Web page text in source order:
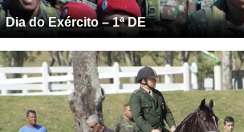
Dia do Exército – 1ª DE